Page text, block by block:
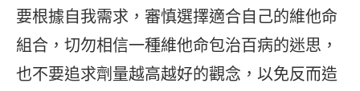
要根據自我需求，審慎選擇適合自己的維他命
組合，切勿相信一種維他命包治百病的迷思，
也不要追求劑量越高越好的觀念，以免反而造